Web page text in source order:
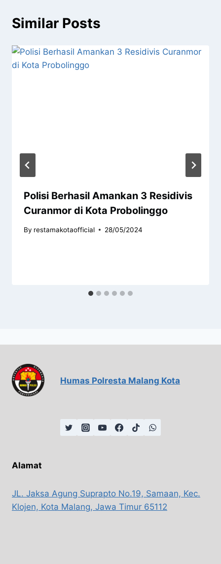
Similar Posts
Polisi Berhasil Amankan 3 Residivis
Curanmor di Kota Probolinggo
By restamakotaofficial 28/05/2024
Humas Polresta Malang Kota
Alamat
JL. Jaksa Agung Suprapto No.19, Samaan, Kec.
Klojen, Kota Malang, Jawa Timur 65112